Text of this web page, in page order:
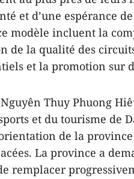
et d’une espérance
modèle incluent la
de la qualité des
et la promotion sur
Thuy Phuong
et du tourisme de
de la
La province a
remplacer